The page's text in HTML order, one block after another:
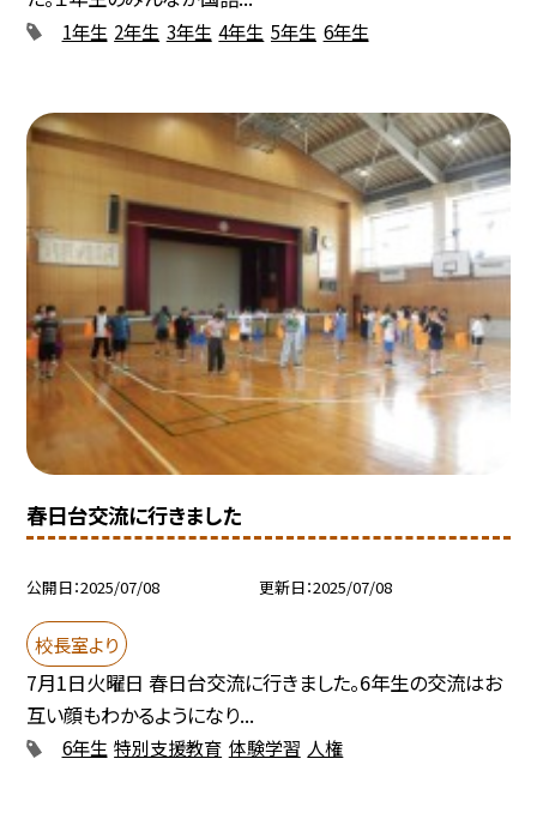
1年生 2年生 3年生 4年生 5年生 6年生
春日台交流に行きました
公開日 2025/07/08 更新日 2025/07/08
校長室より
7月1日火曜日 春日台交流に行きました。6年生の交流はお
互い顔もわかるようになり...
6年生 特別支援教育 体験学習 人権